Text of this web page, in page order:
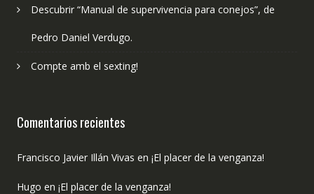
Descubrir “Manual de supervivencia para conejos”, de
Pedro Daniel Verdugo.
Compte amb el sexting!
Comentarios recientes
Francisco Javier Illán Vivas en ¡El placer de la venganza!
Hugo en ¡El placer de la venganza!